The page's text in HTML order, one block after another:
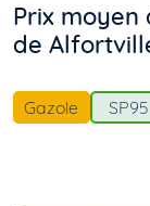
Prix
de
Gazole SP95